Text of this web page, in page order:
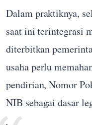
Dalam praktiknya,
saat ini terintegrasi
diterbitkan
usaha perlu
pendirian, Nomor
NIB sebagai dasar